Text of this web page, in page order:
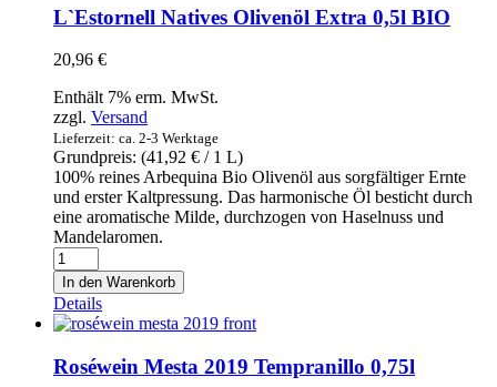
-
La
-
Oliven
mit
Kern
Empeltre
445g
Menge
L`Estornell Natives Olivenöl Extra 0,5l BIO
20,96 €
Enthält 7% erm. MwSt.
zzgl. Versand
Lieferzeit: ca. 2-3 Werktage
Grundpreis: (41,92 € / 1 L)
100% reines Arbequina Bio Olivenöl aus sorgfältiger Ernte
und erster Kaltpressung. Das harmonische Öl besticht durch
eine aromatische Milde, durchzogen von Haselnuss und
Mandelaromen.
L`Estornell
Natives
Olivenöl
Extra
0,5l
BIO
Menge
In den Warenkorb
Details
Roséwein Mesta 2019 Tempranillo 0,75l